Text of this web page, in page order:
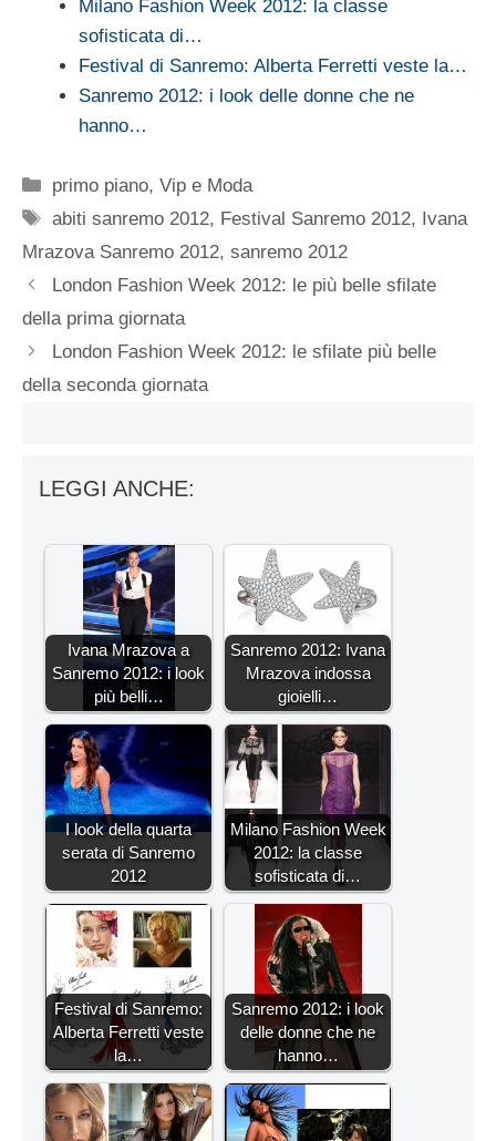
Milano Fashion Week 2012: la classe
sofisticata di…
Festival di Sanremo: Alberta Ferretti veste la…
Sanremo 2012: i look delle donne che ne
hanno…
Categorie
primo piano,Vip e Moda
Tag
abiti sanremo 2012, Festival Sanremo 2012, Ivana
Mrazova Sanremo 2012, sanremo 2012
London Fashion Week 2012: le più belle sfilate
della prima giornata
London Fashion Week 2012: le sfilate più belle
della seconda giornata
LEGGI ANCHE:
Ivana Mrazova a
Sanremo 2012: i look
più belli…
Sanremo 2012: Ivana
Mrazova indossa
gioielli…
I look della quarta
serata di Sanremo
2012
Milano Fashion Week
2012: la classe
sofisticata di…
Festival di Sanremo:
Alberta Ferretti veste
la…
Sanremo 2012: i look
delle donne che ne
hanno…